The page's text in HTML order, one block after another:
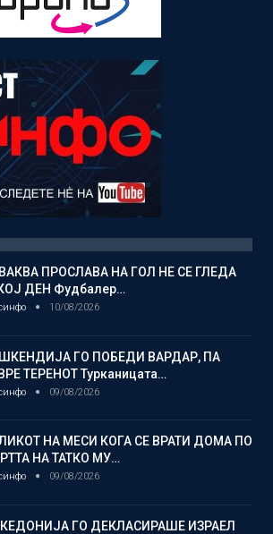
ВАКВА ПРОСЛАВА НА ГОЛ НЕ СЕ ГЛЕДА
ДЕН Фудбалер…
10/08/2026
ШКЕНДИЈА ГО ПОБЕДИ ВАРДАР, ПА
ТЕРЕНОТ Турканицата…
09/08/2026
НА МЕСИ КОГА СЕ ВРАТИ ДОМА ПО
НА ТАТКО МУ…
09/08/2026
ГО ДЕКЛАСИРАШЕ ИЗРАЕЛ